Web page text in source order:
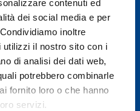
contenuti ed
dei social media e per
inoltre
utilizzi il nostro sito con i
di analisi dei dati web,
potrebbero combinarle
fornito loro o che hanno
servizi.
normativi
difensive